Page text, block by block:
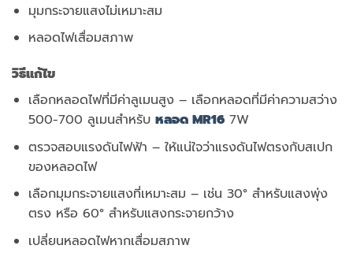
มุมกระจายแสงไม่เหมาะสม
หลอดไฟเสื่อมสภาพ
วิธีแก้ไข
เลือกหลอดไฟที่มีค่าลูเมนสูง – เลือกหลอดที่มีค่าความสว่าง
500-700 ลูเมนสำหรับ หลอด MR167W
ตรวจสอบแรงดันไฟฟ้า – ให้แน่ใจว่าแรงดันไฟตรงกับสเปก
ของหลอดไฟ
เลือกมุมกระจายแสงที่เหมาะสม – เช่น 30° สำหรับแสงพุ่ง
ตรง หรือ 60° สำหรับแสงกระจายกว้าง
เปลี่ยนหลอดไฟหากเสื่อมสภาพ